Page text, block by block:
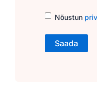
ConsentNõustun